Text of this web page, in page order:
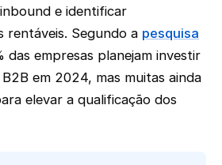
e identificar
rentáveis. Segundo a pesquisa
das empresas planejam investir
em 2024, mas muitas ainda
elevar a qualificação dos